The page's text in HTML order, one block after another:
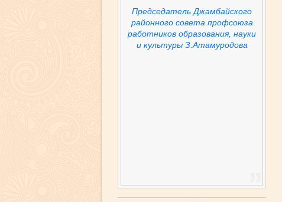
Председатель Джамбайского
районного совета профсоюза
работников образования, науки
и культуры З.Атамуродова